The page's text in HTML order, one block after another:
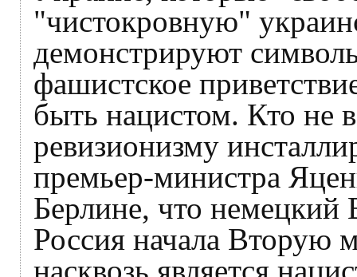
"чистокровную"
демонстрируют
фашистское
быть нацистом. Кто не
ревизионизму
премьер-министра
Берлине, что немецкий
Россия начала Вторую
насквозь является